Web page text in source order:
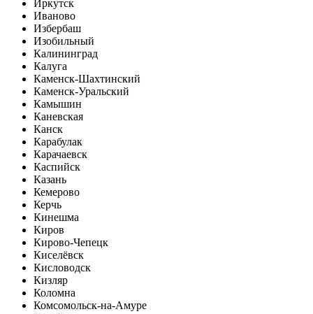
Иркутск
Иваново
Избербаш
Изобильный
Калининград
Калуга
Каменск-Шахтинский
Каменск-Уральский
Камышин
Каневская
Канск
Карабулак
Карачаевск
Каспийск
Казань
Кемерово
Керчь
Кинешма
Киров
Кирово-Чепецк
Киселёвск
Кисловодск
Кизляр
Коломна
Комсомольск-на-Амуре